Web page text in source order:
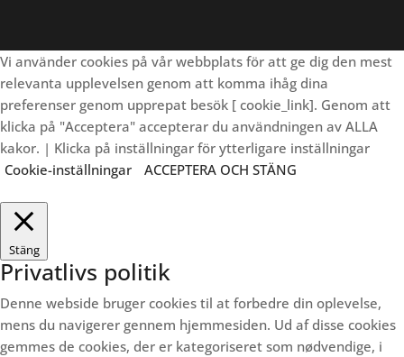
Vi använder cookies på vår webbplats för att ge dig den mest
relevanta upplevelsen genom att komma ihåg dina
preferenser genom upprepat besök [ cookie_link]. Genom att
klicka på "Acceptera" accepterar du användningen av ALLA
kakor. | Klicka på inställningar för ytterligare inställningar
Cookie-inställningar
ACCEPTERA OCH STÄNG
Stäng
Privatlivs politik
Denne webside bruger cookies til at forbedre din oplevelse,
mens du navigerer gennem hjemmesiden. Ud af disse cookies
gemmes de cookies, der er kategoriseret som nødvendige, i